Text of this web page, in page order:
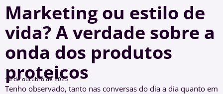
Marketing ou estilo de
vida? A verdade sobre a
onda dos produtos
proteicos
18 de outubro de 2025
Tenho observado, tanto nas conversas do dia a dia quanto em